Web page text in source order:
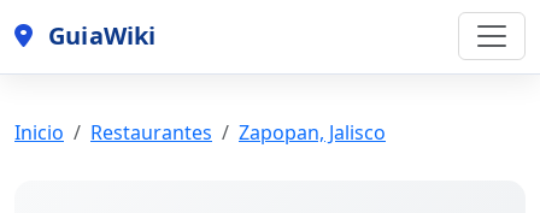
GuiaWiki
Inicio Restaurantes Zapopan, Jalisco